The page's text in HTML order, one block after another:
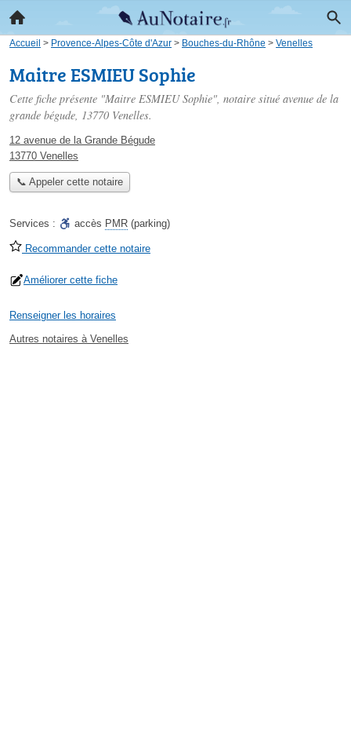
Accueil > Provence-Alpes-Côte d'Azur > Bouches-du-Rhône > Venelles
Maitre ESMIEU Sophie
Cette fiche présente "Maitre ESMIEU Sophie", notaire situé avenue de la
grande bégude, 13770 Venelles.
12 avenue de la Grande Bégude
13770 Venelles
📞 Appeler cette notaire
Services : accès PMR (parking)
Recommander cette notaire
Améliorer cette fiche
Renseigner les horaires
Autres notaires à Venelles